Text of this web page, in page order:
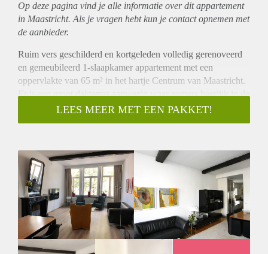
Op deze pagina vind je alle informatie over ditappartement
in Maastricht. Als je vragen hebt kun je contact opnemen met
de aanbieder.
Ruim vers geschilderd en kortgeleden volledig gerenoveerd
en gemeubileerd 1-slaapkamer appartement met een
oppervlakte van 65 m² in het hartje Centrum van Maastricht.
Er is een groot dakterras aanwezig waar zomers heerlijk in de
zon kan worden gezeten. Het appartement bevind zich op de
1ste verdieping van een prachtig monumentaal pand met een
badkamer en slaapkamer. Als extra toevoeging heeft dit
appartement een dakterras van ongeveer 20 m².
LEES MEER MET EEN PAKKET!